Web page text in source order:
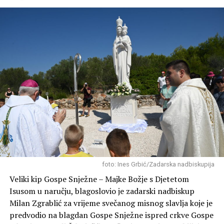
Članovi Lovačkog društva “Diana” redovito obilaze i
grade pojilišta za divljač u svojim lovištima (poput
Blatskog gaja, Novigrada, Škabrnje o ostalih lokacija)
kako bi životinjama osigurali svježu vodu tijekom ljetnih
suša i kako bi se zaštitilo njihovo stanište.
foto: Ines Grbić/Zadarska nadbiskupija
Veliki kip Gospe Snježne – Majke Božje s Djetetom
Isusom u naručju, blagoslovio je zadarski nadbiskup
Milan Zgrablić za vrijeme svečanog misnog slavlja koje je
predvodio na blagdan Gospe Snježne ispred crkve Gospe